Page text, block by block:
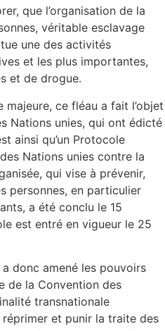
que l’organisation de la
véritable esclavage
une des activités
et les plus importantes,
et de drogue.
ce fléau a fait l’objet
Nations unies, qui ont édicté
ainsi qu’un Protocole
Nations unies contre la
qui vise à prévenir,
personnes, en particulier
a été conclu le 15
est entré en vigueur le 25
donc amené les pouvoirs
de la Convention des
transnationale
et punir la traite des